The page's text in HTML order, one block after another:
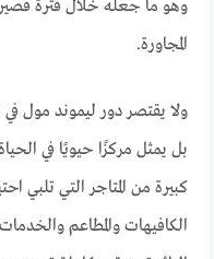
وهو ما جعله خلال فترة
المجاورة.
ولا يقتصر دور ليموند مول
بل يمثل مركزًا حيويًا في
كبيرة من المتاجر التي تلبي
الكافيهات والمطاعم